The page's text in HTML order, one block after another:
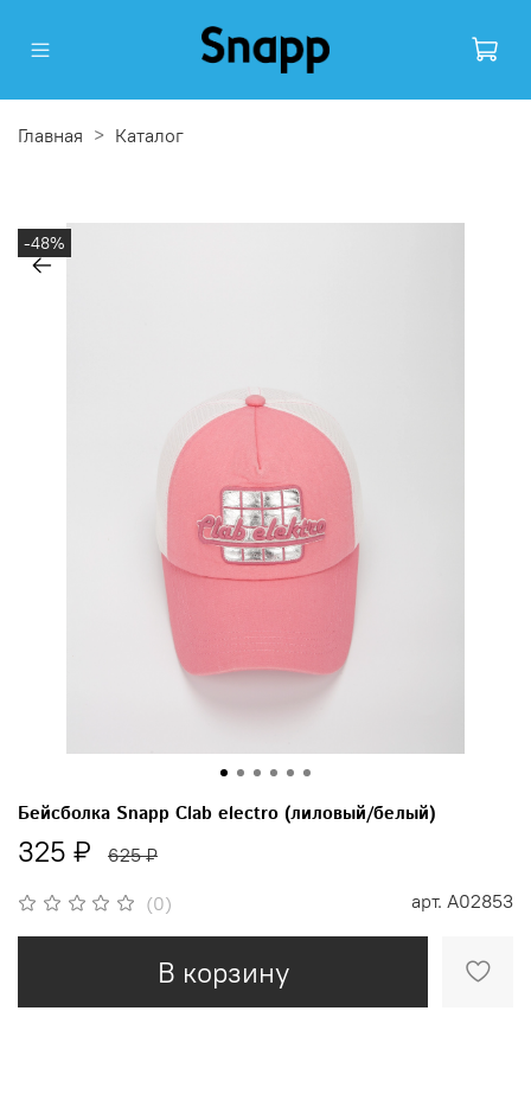
Главная Каталог
-48%
(0) арт. A02853
Бейсболка Snapp Clab electro (лиловый/белый)
325 ₽ 625 ₽
В корзину